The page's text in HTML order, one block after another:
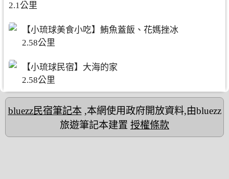
2.1公里
【小琉球美食小吃】鮪魚蓋飯、花媽挫冰
2.58公里
【小琉球民宿】大海的家
2.58公里
bluezz民宿筆記本,本網使用政府開放資料,由bluezz
旅遊筆記本建置 授權條款